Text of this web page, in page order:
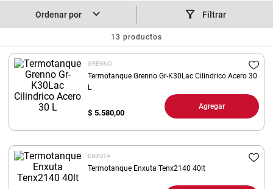
Filtrar
13 productos
GRENNO
Termotanque Grenno Gr-K30Lac Cilindrico Acero 30
L
$ 5.580,00
Agregar
ENXUTA
Termotanque Enxuta Tenx2140 40lt
leche
4. queso
5. pollo
. bondiola
. fideos